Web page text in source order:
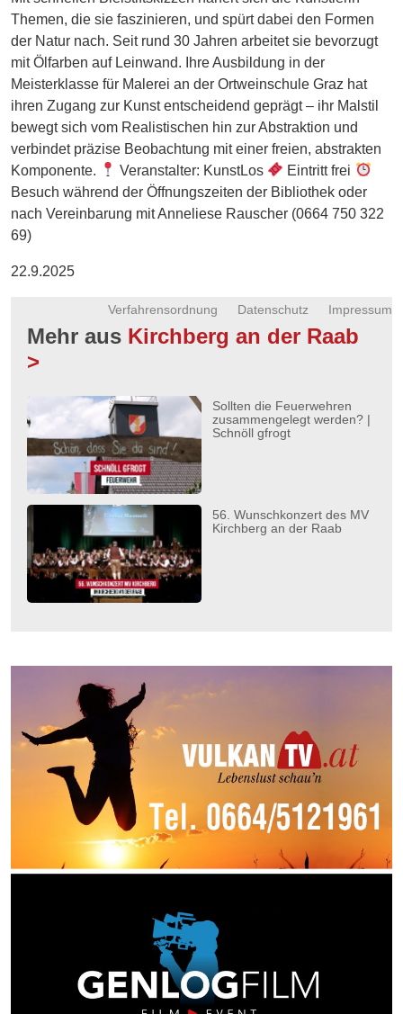
Energie
Schnöll
gfrogt
Zonen
Podcast
Themen, die sie faszinieren, und spürt dabei den Formen
der Natur nach. Seit rund 30 Jahren arbeitet sie bevorzugt
mit Ölfarben auf Leinwand. Ihre Ausbildung in der
Meisterklasse für Malerei an der Ortweinschule Graz hat
ihren Zugang zur Kunst entscheidend geprägt – ihr Malstil
bewegt sich vom Realistischen hin zur Abstraktion und
verbindet präzise Beobachtung mit einer freien, abstrakten
Komponente.
Veranstalter: KunstLos
Eintritt frei
Besuch während der Öffnungszeiten der Bibliothek oder
nach Vereinbarung mit Anneliese Rauscher (0664 750 322
69)
22.9.2025
Impressum
Datenschutz
Verfahrensordnung
Mehr aus Kirchberg an der Raab
>
Sollten die Feuerwehren
zusammengelegt werden? |
Schnöll gfrogt
56. Wunschkonzert des MV
Kirchberg an der Raab